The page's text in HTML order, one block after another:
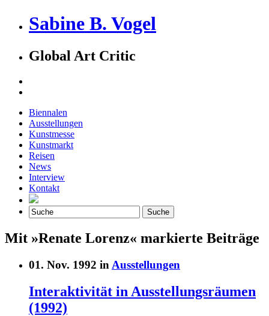
Sabine B. Vogel
Global Art Critic
Biennalen
Ausstellungen
Kunstmesse
Kunstmarkt
Reisen
News
Interview
Kontakt
Mit »Renate Lorenz« markierte Beiträge
01. Nov. 1992 in Ausstellungen
Interaktivität in Ausstellungsräumen
(1992)